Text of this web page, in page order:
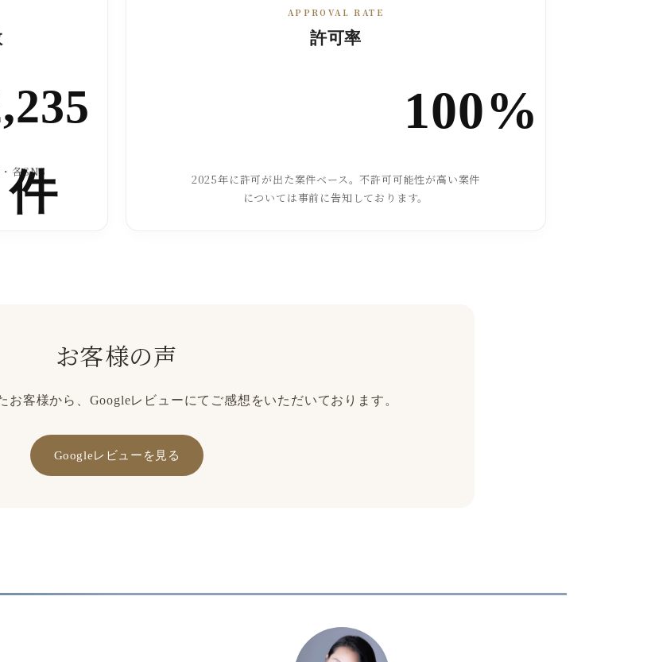
件
各SNS
APPROVAL RATE
許可率
100%
2025年に許可が出た案件ベース。不許可可能性が高い案件
については事前に告知しております。
お客様の声
お客様から、Googleレビューにてご感想をいただいております。
Googleレビューを見る